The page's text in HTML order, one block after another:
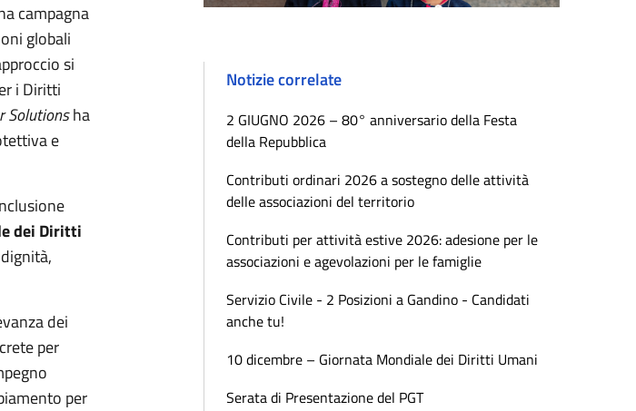
campagna
globali
si
i Diritti
Solutionsha
e
dei Diritti
dei
per
per
Notizie correlate
2 GIUGNO 2026 – 80° anniversario della Festa
della Repubblica
Contributi ordinari 2026 a sostegno delle attività
delle associazioni del territorio
Contributi per attività estive 2026: adesione per le
associazioni e agevolazioni per le famiglie
Servizio Civile - 2 Posizioni a Gandino - Candidati
anche tu!
10 dicembre – Giornata Mondiale dei Diritti Umani
Serata di Presentazione del PGT